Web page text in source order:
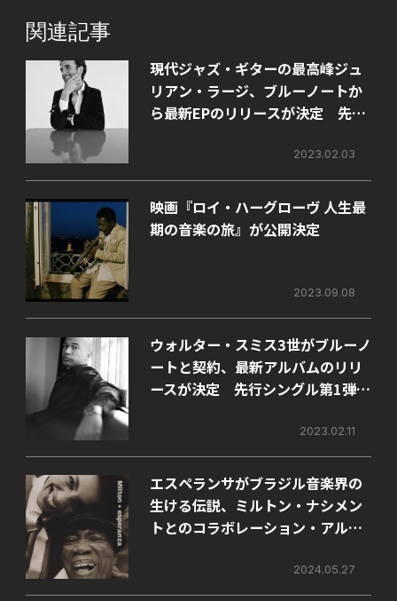
関連記事
現代ジャズ・ギターの最高峰ジュ
リアン・ラージ、ブルーノートか
ら最新EPのリリースが決定 先行
2023.02.03
映画『ロイ・ハーグローヴ 人生最
期の音楽の旅』が公開決定
2023.09.08
ウォルター・スミス3世がブルーノ
ートと契約、最新アルバムのリリ
ースが決定 先行シングル第1弾も
2023.02.11
エスペランサがブラジル音楽界の
生ける伝説、ミルトン・ナシメン
トとのコラボレーション・アルバ
2024.05.27